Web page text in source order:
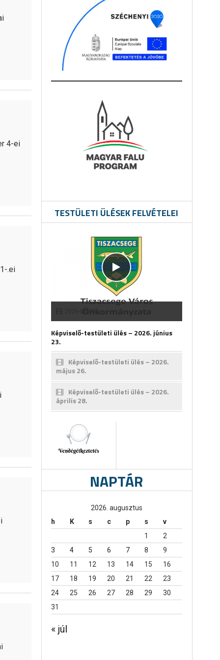
4-ei
.ei
TESTÜLETI ÜLÉSEK FELVÉTELEI
Képviselő-testületi ülés – 2026. június
23.
Képviselő-testületi ülés – 2026.
május 26.
Képviselő-testületi ülés – 2026.
április 28.
NAPTÁR
2026. augusztus
h
K s c p s
v
1
2
3
4 5 6 7 8
9
10
11 12 13 14 15
16
17
18 19 20 21 22
23
24
25 26 27 28 29
30
31
« júl